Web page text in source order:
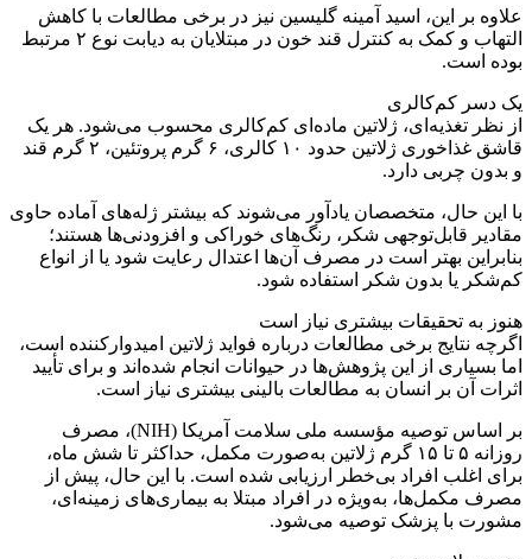
علاوه بر این، اسید آمینه گلیسین نیز در برخی مطالعات با کاهش
التهاب و کمک به کنترل قند خون در مبتلایان به دیابت نوع ۲ مرتبط
بوده است.
یک دسر کم‌کالری
از نظر تغذیه‌ای، ژلاتین ماده‌ای کم‌کالری محسوب می‌شود. هر یک
قاشق غذاخوری ژلاتین حدود ۱۰ کالری، ۶ گرم پروتئین، ۲ گرم قند
و بدون چربی دارد.
با این حال، متخصصان یادآور می‌شوند که بیشتر ژله‌های آماده حاوی
مقادیر قابل‌توجهی شکر، رنگ‌های خوراکی و افزودنی‌ها هستند؛
بنابراین بهتر است در مصرف آن‌ها اعتدال رعایت شود یا از انواع
کم‌شکر یا بدون شکر استفاده شود.
هنوز به تحقیقات بیشتری نیاز است
اگرچه نتایج برخی مطالعات درباره فواید ژلاتین امیدوارکننده است،
اما بسیاری از این پژوهش‌ها در حیوانات انجام شده‌اند و برای تأیید
اثرات آن بر انسان به مطالعات بالینی بیشتری نیاز است.
بر اساس توصیه مؤسسه ملی سلامت آمریکا (NIH)، مصرف
روزانه ۵ تا ۱۵ گرم ژلاتین به‌صورت مکمل، حداکثر تا شش ماه،
برای اغلب افراد بی‌خطر ارزیابی شده است. با این حال، پیش از
مصرف مکمل‌ها، به‌ویژه در افراد مبتلا به بیماری‌های زمینه‌ای،
مشورت با پزشک توصیه می‌شود.